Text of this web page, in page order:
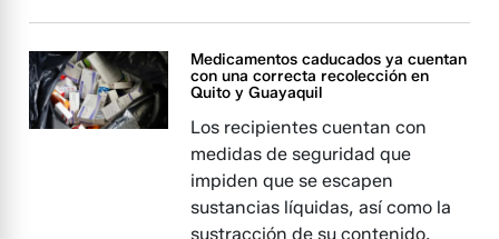
Medicamentos caducados ya cuentan
con una correcta recolección en
Quito y Guayaquil
Los recipientes cuentan con
medidas de seguridad que
impiden que se escapen
sustancias líquidas, así como la
sustracción de su contenido.